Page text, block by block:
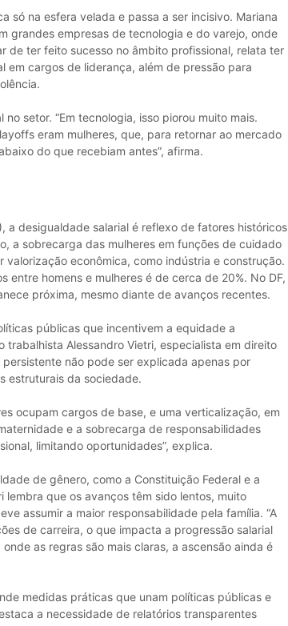
só na esfera velada e passa a ser incisivo. Mariana
grandes empresas de tecnologia e do varejo, onde
de ter feito sucesso no âmbito profissional, relata ter
em cargos de liderança, além de pressão para
setor. “Em tecnologia, isso piorou muito mais.
eram mulheres, que, para retornar ao mercado
do que recebiam antes”, afirma.
a desigualdade salarial é reflexo de fatores históricos
a sobrecarga das mulheres em funções de cuidado
econômica, como indústria e construção.
entre homens e mulheres é de cerca de 20%. No DF,
próxima, mesmo diante de avanços recentes.
públicas que incentivem a equidade a
Alessandro Vietri, especialista em direito
não pode ser explicada apenas por
estruturais da sociedade.
ocupam cargos de base, e uma verticalização, em
e a sobrecarga de responsabilidades
limitando oportunidades”, explica.
de gênero, como a Constituição Federal e a
lembra que os avanços têm sido lentos, muito
assumir a maior responsabilidade pela família. “A
de carreira, o que impacta a progressão salarial
as regras são mais claras, a ascensão ainda é
medidas práticas que unam políticas públicas e
a necessidade de relatórios transparentes